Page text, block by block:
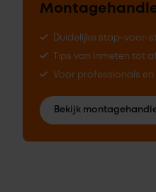
Duidelijke stap-voor-
Tips van inmeten tot
Voor professionals
Bekijk